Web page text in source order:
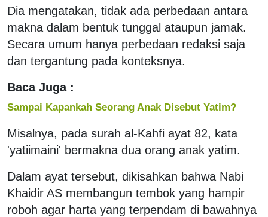
Dia mengatakan, tidak ada perbedaan antara
makna dalam bentuk tunggal ataupun jamak.
Secara umum hanya perbedaan redaksi saja
dan tergantung pada konteksnya.
Baca Juga :
Sampai Kapankah Seorang Anak Disebut Yatim?
Misalnya, pada surah al-Kahfi ayat 82, kata
'yatiimaini' bermakna dua orang anak yatim.
Dalam ayat tersebut, dikisahkan bahwa Nabi
Khaidir AS membangun tembok yang hampir
roboh agar harta yang terpendam di bawahnya